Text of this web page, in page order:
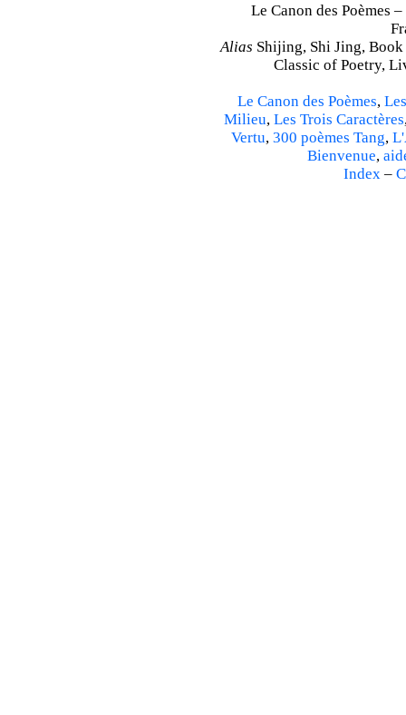
Le Canon des Poèmes
Alias Shijing, Shi Jing,
Classic of Poetry,
Le Canon des Poèmes,
Milieu, Les Trois Caractères
Vertu, 300 poèmes Tang,
Bienvenue,
Index–